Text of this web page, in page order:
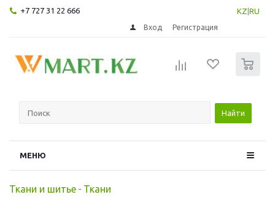
+7 727 31 22 666 KZ RU
Вход Регистрация
Найти
МЕНЮ
Ткани и шитье - Ткани